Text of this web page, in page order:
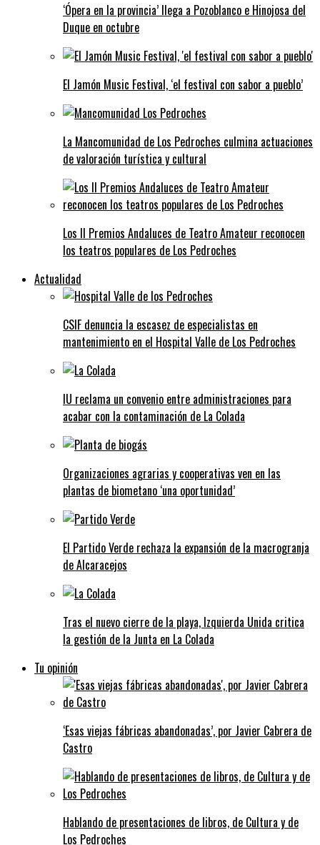
‘Ópera en la provincia’ llega a Pozoblanco e Hinojosa del
Duque en octubre
El Jamón Music Festival, ‘el festival con sabor a pueblo’
La Mancomunidad de Los Pedroches culmina actuaciones
de valoración turística y cultural
Los II Premios Andaluces de Teatro Amateur reconocen
los teatros populares de Los Pedroches
Actualidad
CSIF denuncia la escasez de especialistas en
mantenimiento en el Hospital Valle de Los Pedroches
IU reclama un convenio entre administraciones para
acabar con la contaminación de La Colada
Organizaciones agrarias y cooperativas ven en las
plantas de biometano ‘una oportunidad’
El Partido Verde rechaza la expansión de la macrogranja
de Alcaracejos
Tras el nuevo cierre de la playa, Izquierda Unida critica
la gestión de la Junta en La Colada
Tu opinión
‘Esas viejas fábricas abandonadas’, por Javier Cabrera de
Castro
Hablando de presentaciones de libros, de Cultura y de
Los Pedroches